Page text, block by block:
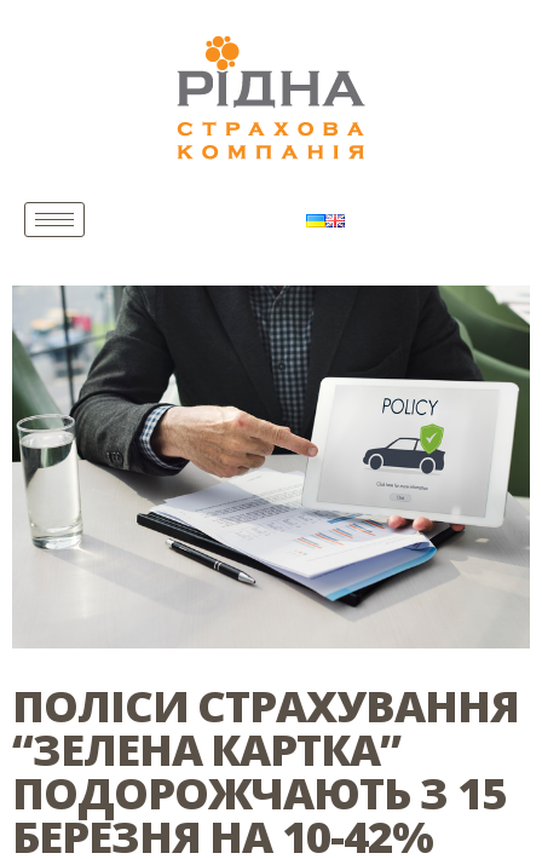
ПОЛІСИ СТРАХУВАННЯ
“ЗЕЛЕНА КАРТКА”
ПОДОРОЖЧАЮТЬ З 15
БЕРЕЗНЯ НА 10-42%